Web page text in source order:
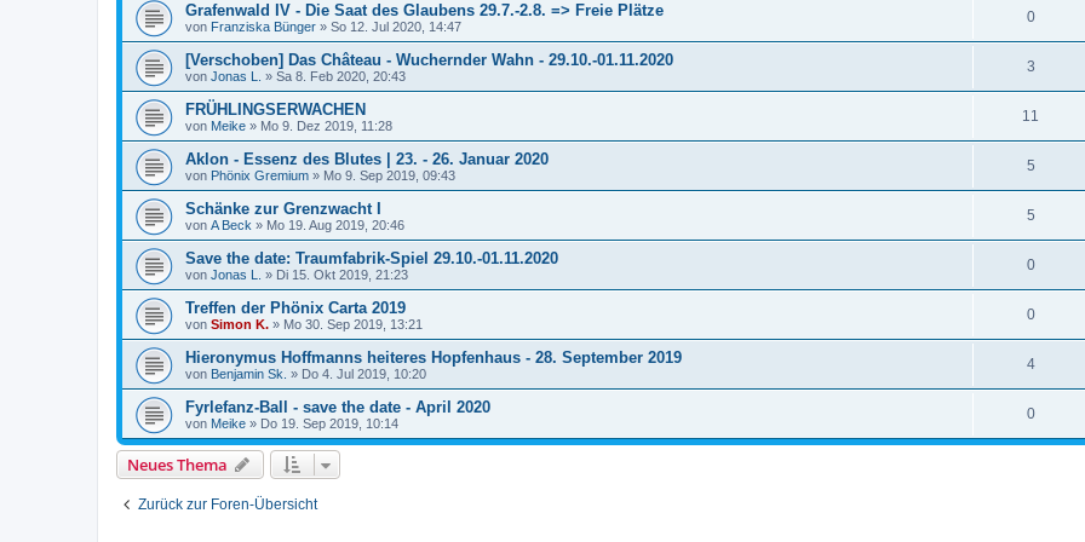
Grafenwald IV - Die Saat des Glaubens 29.7.-2.8. => Freie Plätze
von Franziska Bünger » So 12. Jul 2020, 14:47
0
[Verschoben] Das Château - Wuchernder Wahn - 29.10.-01.11.2020
von Jonas L. » Sa 8. Feb 2020, 20:43
3
FRÜHLINGSERWACHEN
von Meike » Mo 9. Dez 2019, 11:28
11
Aklon - Essenz des Blutes | 23. - 26. Januar 2020
von Phönix Gremium » Mo 9. Sep 2019, 09:43
5
Schänke zur Grenzwacht I
von A Beck » Mo 19. Aug 2019, 20:46
5
Save the date: Traumfabrik-Spiel 29.10.-01.11.2020
von Jonas L. » Di 15. Okt 2019, 21:23
0
Treffen der Phönix Carta 2019
von Simon K. » Mo 30. Sep 2019, 13:21
0
Hieronymus Hoffmanns heiteres Hopfenhaus - 28. September 2019
von Benjamin Sk. » Do 4. Jul 2019, 10:20
4
Fyrlefanz-Ball - save the date - April 2020
von Meike » Do 19. Sep 2019, 10:14
0
Neues Thema
Zurück zur Foren-Übersicht